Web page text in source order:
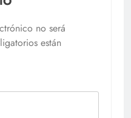
no será
están